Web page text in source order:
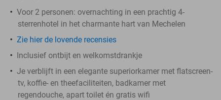
Voor 2 personen: overnachting in een prachtig 4-
sterrenhotel in het charmante hart van Mechelen
Zie hier de lovende recensies
Inclusief ontbijt en welkomstdrankje
Je verblijft in een elegante superiorkamer met flatscreen-
tv, koffie- en theefaciliteiten, badkamer met
regendouche, apart toilet én gratis wifi